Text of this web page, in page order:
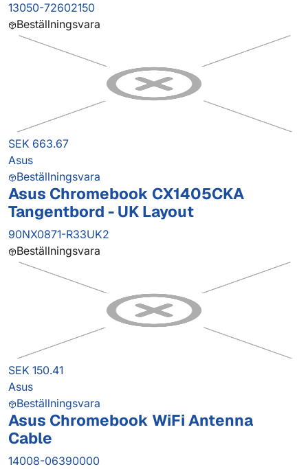
13050-72602150
Beställningsvara
SEK 663.67
Asus
Beställningsvara
Asus Chromebook CX1405CKA
Tangentbord - UK Layout
90NX0871-R33UK2
Beställningsvara
SEK 150.41
Asus
Beställningsvara
Asus Chromebook WiFi Antenna
Cable
14008-06390000